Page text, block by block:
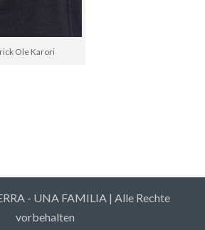
Ole Karori
- UNA FAMILIA | Alle Rechte
vorbehalten